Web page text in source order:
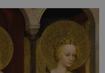
přes moře do Bari.
nebezpečím, nebo